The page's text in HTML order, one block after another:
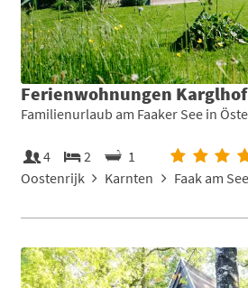
Ferienwohnungen Karglhof
Familienurlaub am Faaker See in
4 2
1
Oostenrijk
Karnten Faak am